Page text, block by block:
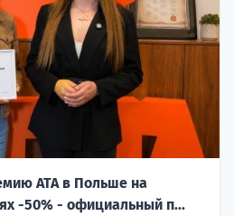
ATA в Польше на
-50% - официальный п...